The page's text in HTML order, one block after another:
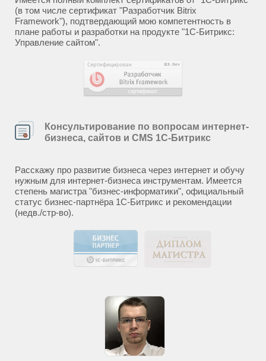
(в том числе сертификат "Разработчик Bitrix
Framework"), подтвердающий мою компетентность в
плане работы и разработки на продукте "1С-Битрикс:
Управление сайтом".
Консультирование по вопросам интернет-
бизнеса, сайтов и CMS 1С-Битрикс
Расскажу про развитие бизнеса через интернет и обучу
нужным для интернет-бизнеса инструментам. Имеется
степень магистра "бизнес-информатики", официальный
статус бизнес-партнёра 1С-Битрикс и рекомендации
(недв./стр-во).